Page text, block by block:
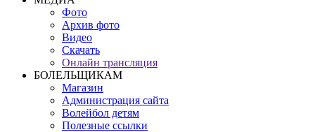
Фото
Архив фото
Видео
Скачать
Онлайн трансляция
БОЛЕЛЬЩИКАМ
Магазин
Администрация сайта
Волейбол детям
Полезные ссылки